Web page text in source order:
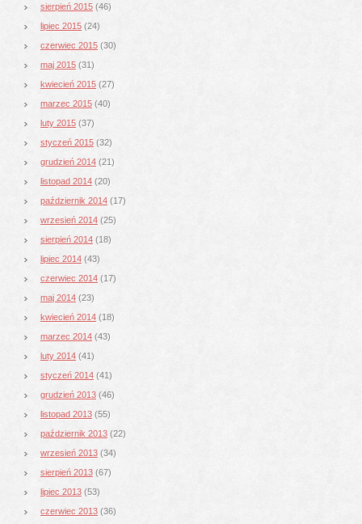
sierpień 2015 (46)
lipiec 2015 (24)
czerwiec 2015 (30)
maj 2015 (31)
kwiecień 2015 (27)
marzec 2015 (40)
luty 2015 (37)
styczeń 2015 (32)
grudzień 2014 (21)
listopad 2014 (20)
październik 2014 (17)
wrzesień 2014 (25)
sierpień 2014 (18)
lipiec 2014 (43)
czerwiec 2014 (17)
maj 2014 (23)
kwiecień 2014 (18)
marzec 2014 (43)
luty 2014 (41)
styczeń 2014 (41)
grudzień 2013 (46)
listopad 2013 (55)
październik 2013 (22)
wrzesień 2013 (34)
sierpień 2013 (67)
lipiec 2013 (53)
czerwiec 2013 (36)